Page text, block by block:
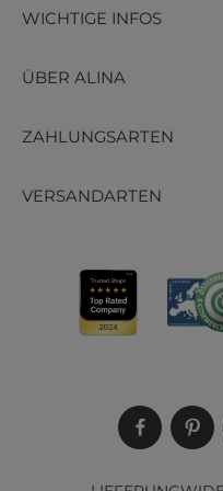
WICHTIGE INFOS
ÜBER ALINA
ZAHLUNGSARTEN
VERSANDARTEN